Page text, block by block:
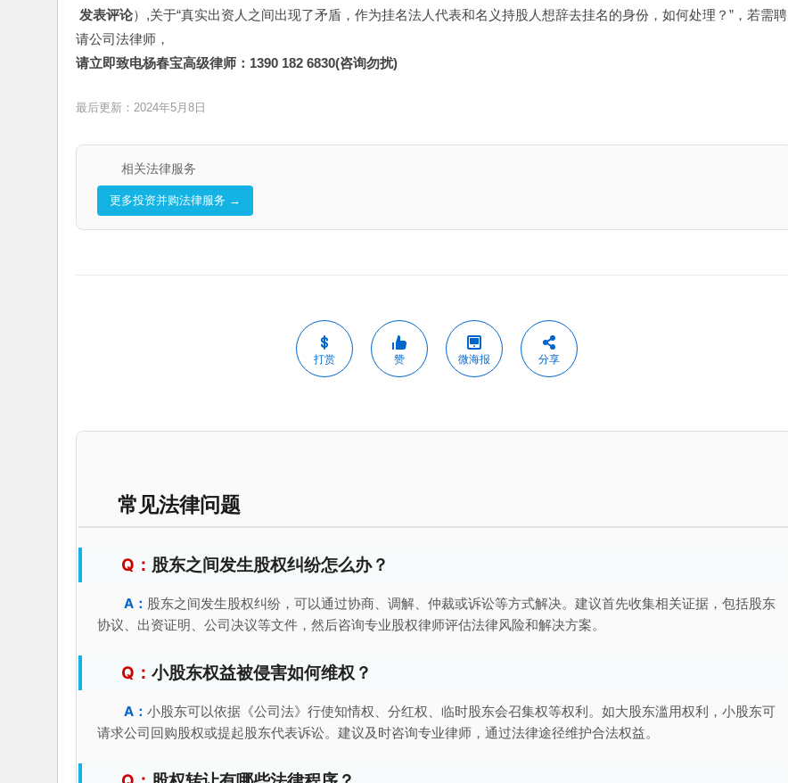
发表评论）,关于“真实出资人之间出现了矛盾，作为挂名法人代表和名义持股人想辞去挂名的身份，如何处理？”，若需聘
请公司法律师，
请立即致电杨春宝高级律师：1390 182 6830(咨询勿扰)
最后更新：2024年5月8日
相关法律服务
更多投资并购法律服务 →
打赏 赞 微海报 分享
常见法律问题
股东之间发生股权纠纷怎么办？
股东之间发生股权纠纷，可以通过协商、调解、仲裁或诉讼等方式解决。建议首先收集相关证据，包括股东
协议、出资证明、公司决议等文件，然后咨询专业股权律师评估法律风险和解决方案。
小股东权益被侵害如何维权？
小股东可以依据《公司法》行使知情权、分红权、临时股东会召集权等权利。如大股东滥用权利，小股东可
请求公司回购股权或提起股东代表诉讼。建议及时咨询专业律师，通过法律途径维护合法权益。